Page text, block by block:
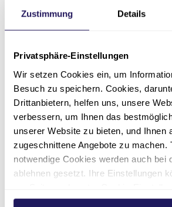
Zustimmung Details
Privatsphäre-Einstellungen
Wir setzen Cookies ein, um
Besuch zu speichern. Cookies,
Drittanbietern, helfen uns, unsere
verbessern, um Ihnen das
unserer Website zu bieten, und Ihnen
zugeschnittene Angebote zu machen.
notwendige Cookies werden auch bei
ablehnen gesetzt. Ihre Einstellungen
Weitere Informationen hierzu finden
Aktuelle Stories
„Ein Krankenhaus